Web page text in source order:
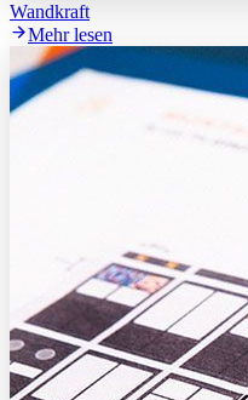
Wandkraft
Mehr lesen